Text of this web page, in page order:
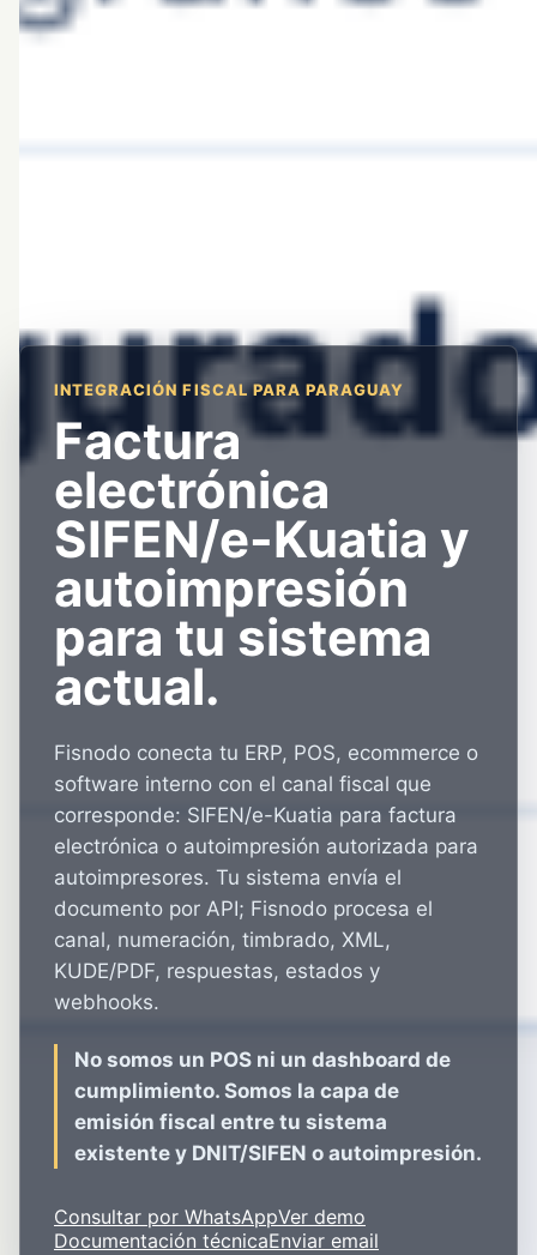
INTEGRACIÓN FISCAL PARA PARAGUAY
Factura
electrónica
SIFEN/e-Kuatia y
autoimpresión
para tu sistema
actual.
Fisnodo conecta tu ERP, POS, ecommerce o
software interno con el canal fiscal que
corresponde: SIFEN/e-Kuatia para factura
electrónica o autoimpresión autorizada para
autoimpresores. Tu sistema envía el
documento por API; Fisnodo procesa el
canal, numeración, timbrado, XML,
KUDE/PDF, respuestas, estados y
webhooks.
No somos un POS ni un dashboard de
cumplimiento. Somos la capa de
emisión fiscal entre tu sistema
existente y DNIT/SIFEN o autoimpresión.
Consultar por WhatsAppVer demo
Documentación técnicaEnviar email